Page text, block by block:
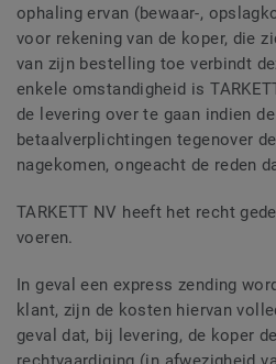
ophaling ervan (bewaar-,
voor rekening van de koper, die
van zijn bestelling toe verbindt
enkele omstandigheid is
de levering over te gaan indien
betaalverplichtingen tegenover
nagekomen, ongeacht de reden
TARKETT NV heeft het recht
voeren.
In geval een express zending
klant, zijn de kosten hiervan
geval dat, bij levering, de koper